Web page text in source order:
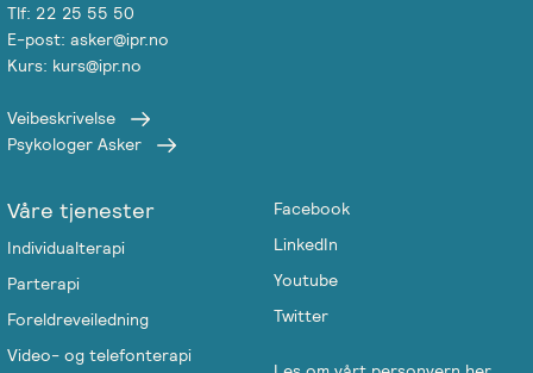
Tlf: 22 25 55 50
E-post: asker@ipr.no
Kurs: kurs@ipr.no
Veibeskrivelse
Psykologer Asker
Våre tjenester
Individualterapi
Parterapi
Foreldreveiledning
Video- og telefonterapi
Facebook
LinkedIn
Youtube
Twitter